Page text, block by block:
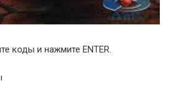
коды и нажмите ENTER.